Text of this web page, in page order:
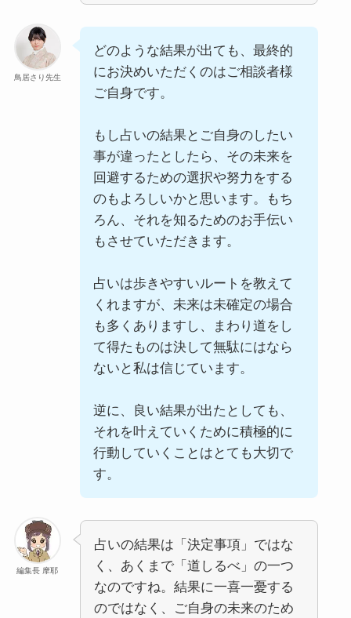
鳥居さり先生
どのような結果が出ても、最終的
にお決めいただくのはご相談者様
ご自身です。
もし占いの結果とご自身のしたい
事が違ったとしたら、その未来を
回避するための選択や努力をする
のもよろしいかと思います。もち
ろん、それを知るためのお手伝い
もさせていただきます。
占いは歩きやすいルートを教えて
くれますが、未来は未確定の場合
も多くありますし、まわり道をし
て得たものは決して無駄にはなら
ないと私は信じています。
逆に、良い結果が出たとしても、
それを叶えていくために積極的に
行動していくことはとても大切で
す。
編集長 摩耶
占いの結果は「決定事項」ではな
く、あくまで「道しるべ」の一つ
なのですね。結果に一喜一憂する
のではなく、ご自身の未来のため